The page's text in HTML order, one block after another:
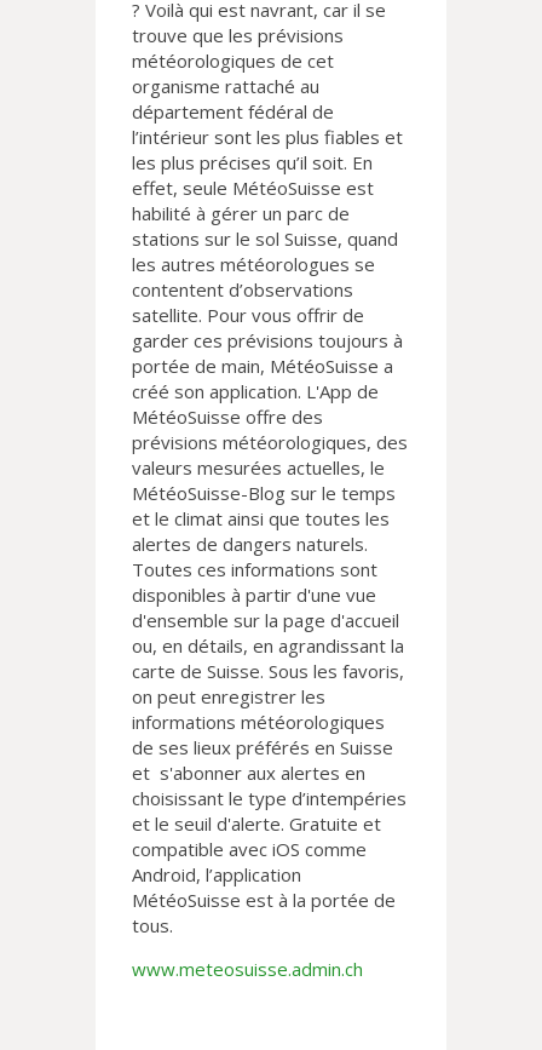
? Voilà qui est navrant, car il se
trouve que les prévisions
météorologiques de cet
organisme rattaché au
département fédéral de
l’intérieur sont les plus fiables et
les plus précises qu’il soit. En
effet, seule MétéoSuisse est
habilité à gérer un parc de
stations sur le sol Suisse, quand
les autres météorologues se
contentent d’observations
satellite. Pour vous offrir de
garder ces prévisions toujours à
portée de main, MétéoSuisse a
créé son application. L'App de
MétéoSuisse offre des
prévisions météorologiques, des
valeurs mesurées actuelles, le
MétéoSuisse-Blog sur le temps
et le climat ainsi que toutes les
alertes de dangers naturels.
Toutes ces informations sont
disponibles à partir d'une vue
d'ensemble sur la page d'accueil
ou, en détails, en agrandissant la
carte de Suisse. Sous les favoris,
on peut enregistrer les
informations météorologiques
de ses lieux préférés en Suisse
et s'abonner aux alertes en
choisissant le type d’intempéries
et le seuil d'alerte. Gratuite et
compatible avec iOS comme
Android, l’application
MétéoSuisse est à la portée de
tous.
www.meteosuisse.admin.ch